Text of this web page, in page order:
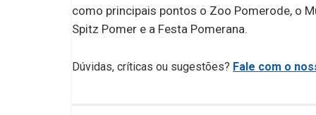
como principais pontos o Zoo Pomerode, o
Spitz Pomer e a Festa Pomerana.
Dúvidas, críticas ou sugestões? Fale com o